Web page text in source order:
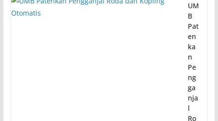
UM
B
Pat
en
ka
n
Pe
ng
ga
nja
l
Ro